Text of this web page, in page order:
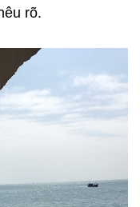
rõ.